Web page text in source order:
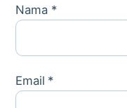
Nama *
Email *